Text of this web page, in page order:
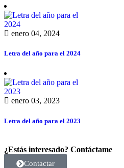
enero 04, 2024
Letra del año para el 2024
enero 03, 2023
Letra del año para el 2023
¿Estás interesado? Contáctame
Contactar